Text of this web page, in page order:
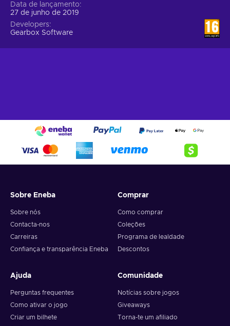
Data de lançamento
27 de junho de 2019
Developers
Gearbox Software
Sobre Eneba
Sobre nós
Contacta-nos
Carreiras
Confiança e transparência Eneba
Comprar
Como comprar
Coleções
Programa de lealdade
Descontos
Ajuda
Perguntas frequentes
Como ativar o jogo
Criar um bilhete
Comunidade
Notícias sobre jogos
Giveaways
Torna-te um afiliado